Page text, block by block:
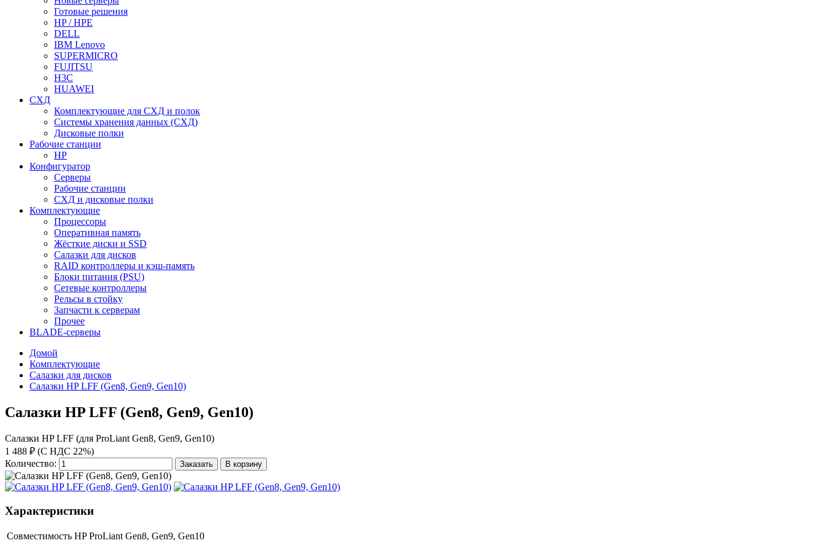
Готовые решения
HP / HPE
DELL
IBM Lenovo
SUPERMICRO
FUJITSU
H3C
HUAWEI
СХД
Комплектующие для СХД и полок
Системы хранения данных (СХД)
Дисковые полки
Рабочие станции
HP
Конфигуратор
Серверы
Рабочие станции
СХД и дисковые полки
Комплектующие
Процессоры
Оперативная память
Жёсткие диски и SSD
Салазки для дисков
RAID контроллеры и кэш-память
Блоки питания (PSU)
Сетевые контроллеры
Рельсы в стойку
Запчасти к серверам
Прочее
BLADE-серверы
Домой
Комплектующие
Салазки для дисков
Салазки HP LFF (Gen8, Gen9, Gen10)
Салазки HP LFF (Gen8, Gen9, Gen10)
Салазки HP LFF (для ProLiant Gen8, Gen9, Gen10)
1 488 ₽ (С НДС 22%)
Количество:
Заказать В корзину
Характеристики
Совместимость HP ProLiant Gen8, Gen9, Gen10